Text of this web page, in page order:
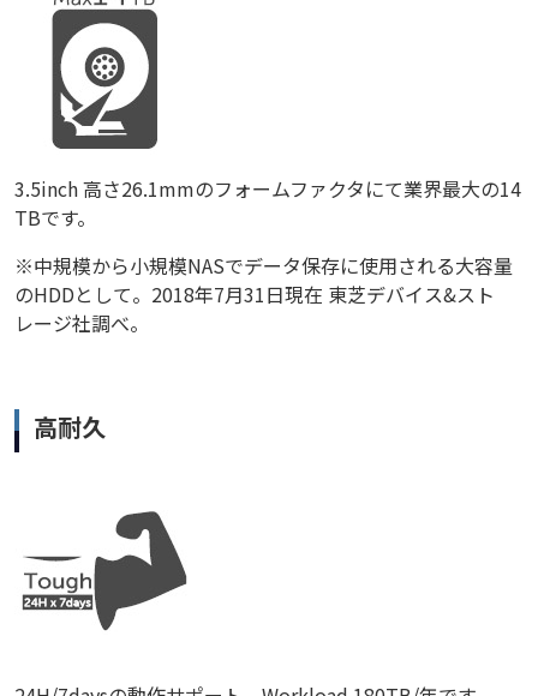
3.5inch 高さ26.1mmのフォームファクタにて業界最大の14
TBです。
※中規模から小規模NASでデータ保存に使用される大容量
のHDDとして。2018年7月31日現在 東芝デバイス&スト
レージ社調べ。
高耐久